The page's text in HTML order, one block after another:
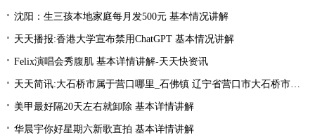
沈阳：生三孩本地家庭每月发500元 基本情况讲解
天天播报:香港大学宣布禁用ChatGPT 基本情况讲解
Felix演唱会秀腹肌 基本详情讲解-天天快资讯
天天简讯:大石桥市属于营口哪里_石佛镇 辽宁省营口市大石桥市下辖镇
美甲最好隔20天左右就卸除 基本详情讲解
华晨宇你好星期六新歌直拍 基本详情讲解